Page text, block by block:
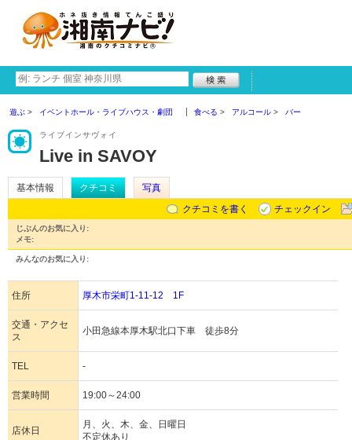
遊ぶ イベントホール・ライブハウス・劇団 食べる アルコール バー
ライブインサヴォイ
Live in SAVOY
基本情報 クチコミ
写真
クチコミを書く
チェックイン
じぶんのお気に入り:
メモ:
みんなのお気に入り:
住所 厚木市栄町1-11-12 1F
交通・アクセ
ス
小田急線本厚木駅北口下車 徒歩8分
TEL -
営業時間 19:00～24:00
店休日
月、火、木、金、日曜日
不定休あり